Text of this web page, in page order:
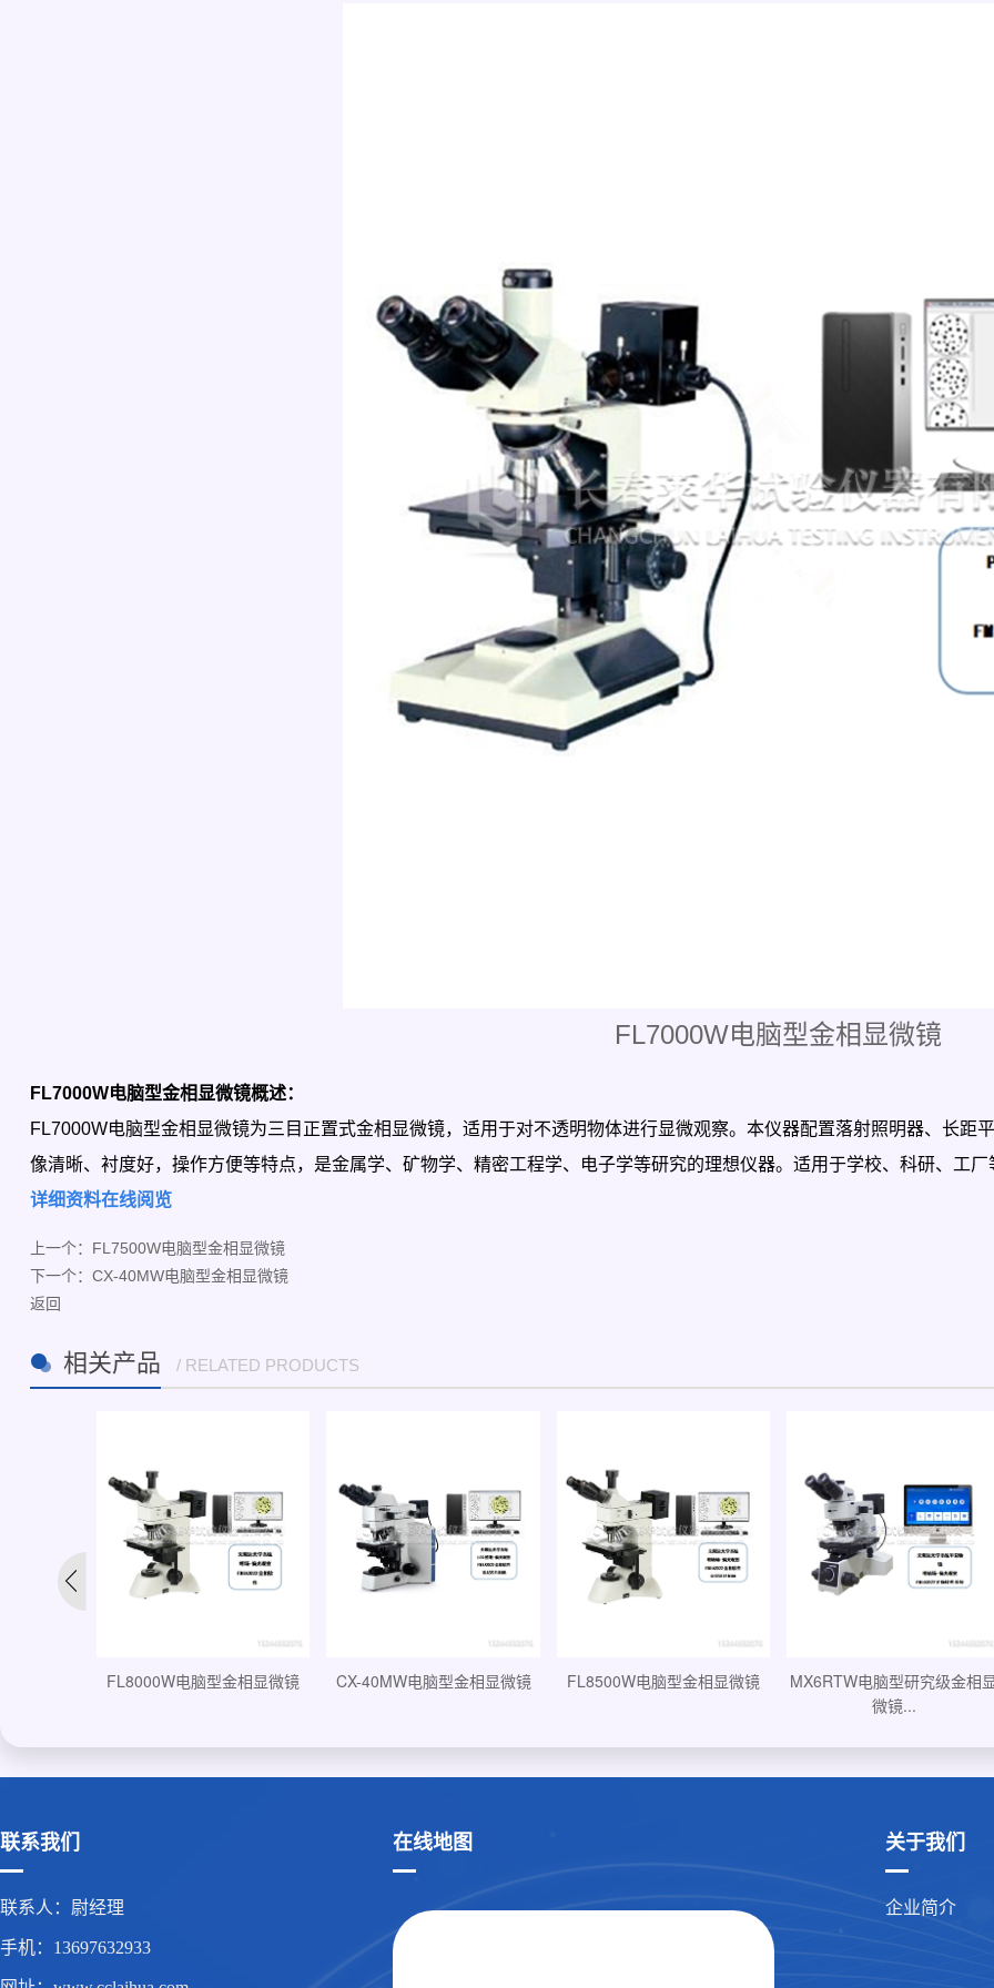
FL7000W电脑型金相显微镜
FL7000W电脑型金相显微镜概述：
FL7000W电脑型金相显微镜为三目正置式金相显微镜，适用于对不透明物体进行显微观察。本仪器配置落射照明器、长距
像清晰、衬度好，操作方便等特点，是金属学、矿物学、精密工程学、电子学等研究的理想仪器。适用于学校、科研、工厂
详细资料在线阅览
上一个： FL7500W电脑型金相显微镜
下一个： CX-40MW电脑型金相显微镜
返回
相关产品 / RELATED PRODUCTS
RX-50MW电脑型研究级金相显
FPL-3230透反射偏光显微镜... FL8000W电脑型金相显微镜 CX-40MW电脑型金相显微镜
联系我们
联系人：尉经理
手机：13697632933
在线地图 关于我们
企业简介